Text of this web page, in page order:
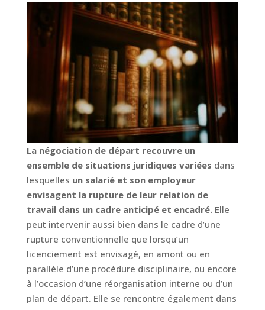
La négociation de départ recouvre un
ensemble de situations juridiques variées dans
lesquelles un salarié et son employeur
envisagent la rupture de leur relation de
travail dans un cadre anticipé et encadré.Elle
peut intervenir aussi bien dans le cadre d’une
rupture conventionnelle que lorsqu’un
licenciement est envisagé, en amont ou en
parallèle d’une procédure disciplinaire, ou encore
à l’occasion d’une réorganisation interne ou d’un
plan de départ. Elle se rencontre également dans